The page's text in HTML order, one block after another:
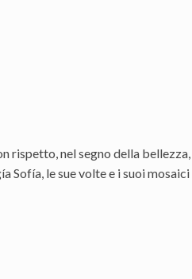
rispetto, nel segno della
Sofía, le sue volte e i suoi